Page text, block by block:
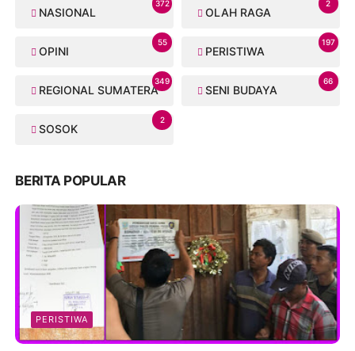
NASIONAL
372
OLAH RAGA
2
OPINI
55
PERISTIWA
197
REGIONAL SUMATERA
349
SENI BUDAYA
66
SOSOK
2
BERITA POPULAR
PERISTIWA